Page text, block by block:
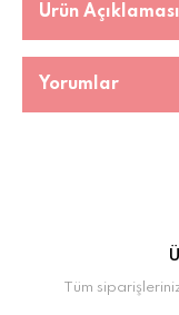
Ürün Açıklaması
Yorumlar
Tüm